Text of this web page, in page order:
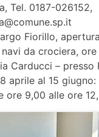
Tel. 0187-026152,
Fiorillo,
da crociera, ore
Carducci – presso
aprile al 15
ore 9,00 alle ore